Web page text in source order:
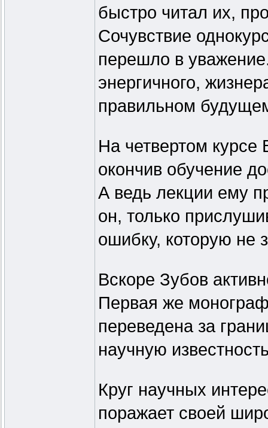
быстро читал их,
Сочувствие
перешло в
энергичного,
правильном
На четвертом
окончив обучение
А ведь лекции ему
он, только
ошибку, которую не
Вскоре Зубов
Первая же
переведена за
научную
Круг научных
поражает своей